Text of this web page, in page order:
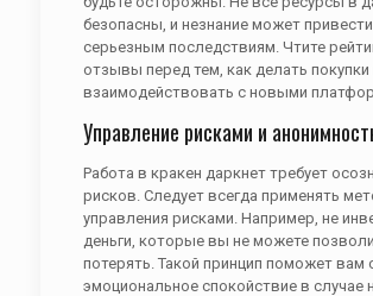
безопасны, и незнание может
серьезным последствиям. Чтите
отзывы перед тем, как делать покупки
взаимодействовать с новыми
Управление рисками и
Работа в кракен даркнет требует
рисков. Следует всегда применять
управления рисками. Например, не
деньги, которые вы не можете
потерять. Такой принцип поможет вам
эмоциональное спокойствие в случае